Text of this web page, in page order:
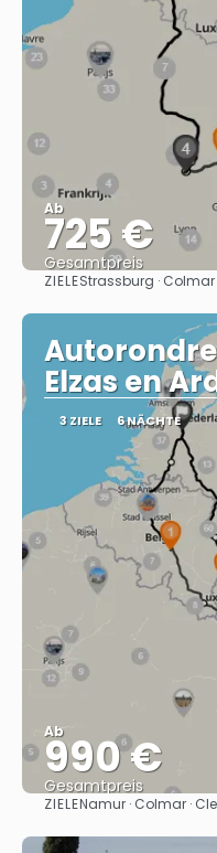
Ab
725 €
Gesamtpreis
ZIELEStrassburg · Colmar
Elzas en
3 ZIELE 6 NÄCHTE
Ab
990 €
Gesamtpreis
ZIELENamur · Colmar ·